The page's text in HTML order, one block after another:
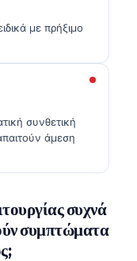
με πρήξιμο
συνθετική
άμεση
συχνά
συμπτώματα